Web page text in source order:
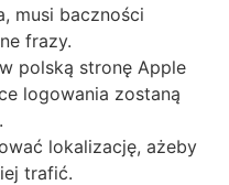
musi baczności
frazy.
polską stronę Apple
logowania zostaną
lokalizację, ażeby
trafić.